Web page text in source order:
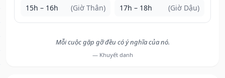
15h – 16h (Giờ Thân) 17h – 18h (Giờ Dậu)
Mỗi cuộc gặp gỡ đều có ý nghĩa của nó.
— Khuyết danh